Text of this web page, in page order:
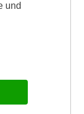
und